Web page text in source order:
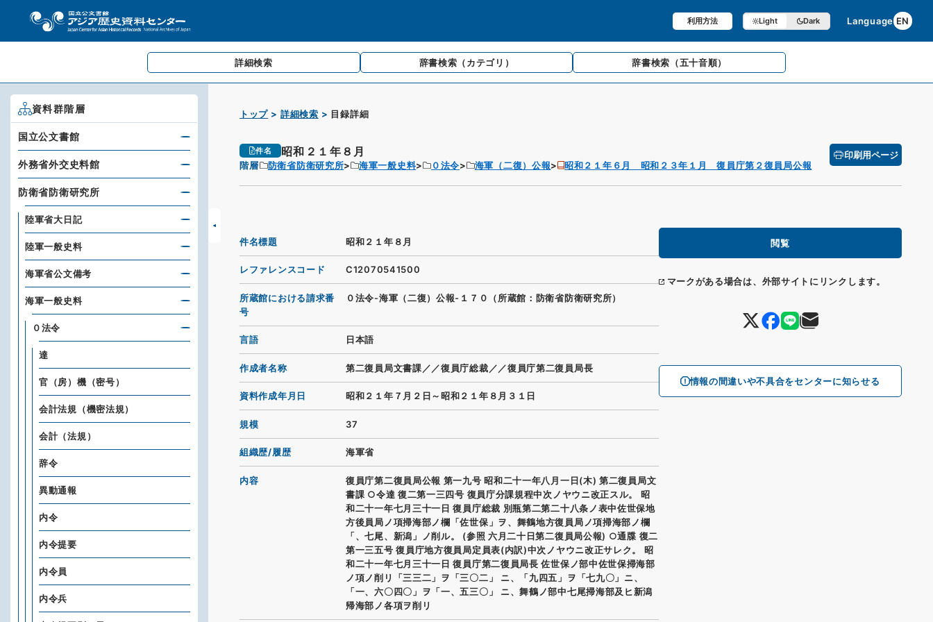
利用方法 Light Dark Language EN
詳細検索 辞書検索 （カテゴリ） 辞書検索 （五十音順）
トップ 詳細検索 目録詳細
件名 昭和２１年８月
階層 防衛省防衛研究所 海軍一般史料 ０法令 海軍（二復）公報 昭和２１年６月 昭和２３年１月 復員庁第２復員局公報
印刷用ページ
閲覧
マークがある場合は、外部サイトにリンクします。
情報の間違いや不具合をセンターに知らせる
件名標題 昭和２１年８月
レファレンスコード C12070541500
所蔵館における請求番
号
０法令-海軍（二復）公報-１７０（所蔵館：防衛省防衛研究所）
言語 日本語
作成者名称 第二復員局文書課／／復員庁総裁／／復員庁第二復員局長
資料作成年月日 昭和２１年７月２日～昭和２１年８月３１日
規模 37
組織歴/履歴 海軍省
内容
復員庁第二復員局公報 第一九号 昭和二十一年八月一日(木) 第二復員局文
書課 ○令達 復二第一三四号 復員庁分課規程中次ノヤウニ改正スル。 昭
和二十一年七月三十一日 復員庁総裁 別瓶第二第二十八条ノ表中佐世保地
方後員局ノ項掃海部ノ欄「佐世保」ヲ、舞鶴地方復員局ノ項掃海部ノ欄
「、七尾、新潟」ノ削ル。 (参照 六月二十日第二復員局公報) ○通牒 復二
第一三五号 復員庁地方復員局定員表(内訳)中次ノヤウニ改正サレク。 昭
和二十一年七月三十一日 復員庁第二復員局長 佐世保ノ部中佐世保掃海部
ノ項ノ削リ「三三二」ヲ「三〇二」 ニ、「九四五」ヲ「七九〇」ニ、
「一、六〇四〇」ヲ「一、五三〇」 ニ、舞鶴ノ部中七尾掃海部及ヒ新潟
帰海部ノ各項ヲ削リ
資料群階層
国立公文書館
外務省外交史料館
防衛省防衛研究所
陸軍省大日記
陸軍一般史料
海軍省公文備考
海軍一般史料
０法令
達
官（房）機（密号）
会計法規（機密法規）
会計（法規）
辞令
異動通報
内令
内令提要
内令員
内令兵